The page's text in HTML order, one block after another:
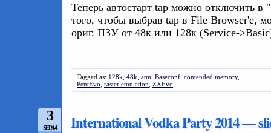
Теперь автостарт tap можно отключить в
того, чтобы выбрав tap в File Browser'е,
ориг. ПЗУ от 48к или 128к (Service-
Tagged as: 128k 48k atm Baseconf contended memory,
PentEvo raster emulation ZXEvo
3
SEP/14
International Vodka Party 2014 —